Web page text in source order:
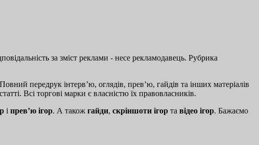
за зміст реклами - несе рекламодавець. Рубрика
передрук інтерв’ю, оглядів, прев’ю, гайдів та інших матеріалів
Всі торгові марки є власністю їх правовласників.
і прев’ю ігор. А також гайди, скріншоти ігор та відео ігор. Бажаємо